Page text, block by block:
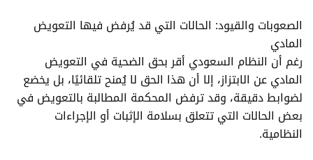
الصعوبات والقيود: الحالات التي قد يُرفض فيها التعويض
المادي
رغم أن النظام السعودي أقر بحق الضحية في التعويض
المادي عن الابتزاز، إلا أن هذا الحق لا يُمنح تلقائيًا، بل يخضع
لضوابط دقيقة، وقد ترفض المحكمة المطالبة بالتعويض في
بعض الحالات التي تتعلق بسلامة الإثبات أو الإجراءات
النظامية.